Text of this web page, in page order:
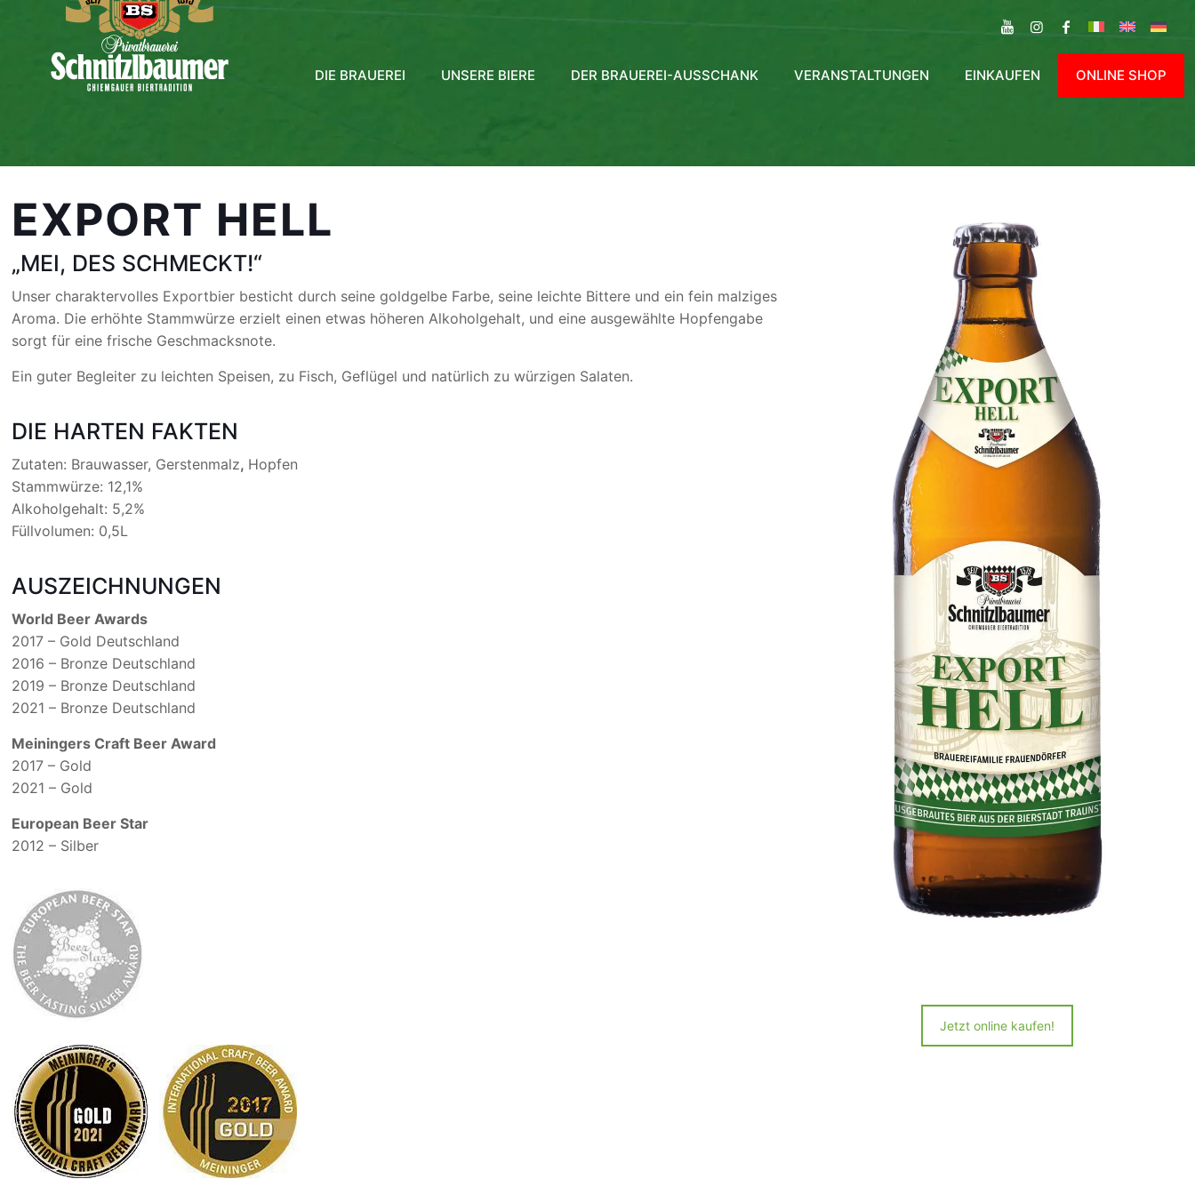
DIE BRAUEREI UNSERE BIERE DER BRAUEREI-AUSSCHANK VERANSTALTUNGEN EINKAUFEN ONLINE SHOP
EXPORT HELL
„MEI, DES SCHMECKT!“
Unser charaktervolles Exportbier besticht durch seine goldgelbe Farbe, seine leichte Bittere und ein fein malziges
Aroma. Die erhöhte Stammwürze erzielt einen etwas höheren Alkoholgehalt, und eine ausgewählte Hopfengabe
sorgt für eine frische Geschmacksnote.
Ein guter Begleiter zu leichten Speisen, zu Fisch, Geflügel und natürlich zu würzigen Salaten.
DIE HARTEN FAKTEN
Zutaten: Brauwasser, Gerstenmalz, Hopfen
Stammwürze: 12,1%
Alkoholgehalt: 5,2%
Füllvolumen: 0,5L
AUSZEICHNUNGEN
World Beer Awards
2017 – Gold Deutschland
2016 – Bronze Deutschland
2019 – Bronze Deutschland
2021 – Bronze Deutschland
Meiningers Craft Beer Award
2017 – Gold
2021 – Gold
European Beer Star
2012 – Silber
Jetzt online kaufen!